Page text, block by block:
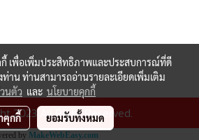
2023 All Right Reserved.
by MakeWebEasy.com
กี้ เพื่อเพิ่มประสิทธิภาพและประสบการณ์ที่ดี
ท่าน ท่านสามารถอ่านรายละเอียดเพิ่มเติม
นตัว และ นโยบายคุกกี้
คุกกี้ ยอมรับทั้งหมด